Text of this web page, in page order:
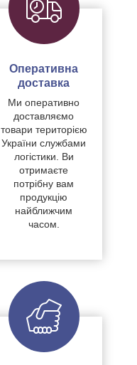
Оперативна
доставка
Ми оперативно
доставляємо
товари територією
України службами
логістики. Ви
отримаєте
потрібну вам
продукцію
найближчим
часом.